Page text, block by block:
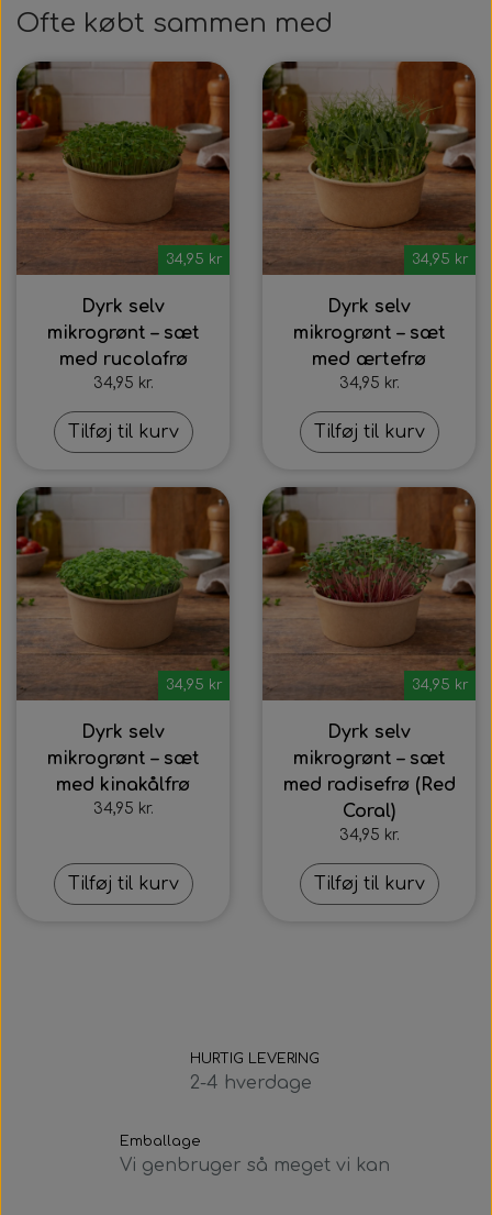
Ofte købt sammen med
34,95 kr
Dyrk selv
mikrogrønt – sæt
med rucolafrø
34,95 kr.
Tilføj til kurv
34,95 kr
Dyrk selv
mikrogrønt – sæt
med ærtefrø
34,95 kr.
Tilføj til kurv
34,95 kr
Dyrk selv
mikrogrønt – sæt
med kinakålfrø
34,95 kr.
Tilføj til kurv
34,95 kr
Dyrk selv
mikrogrønt – sæt
med radisefrø (Red
Coral)
34,95 kr.
Tilføj til kurv
HURTIG LEVERING
2-4 hverdage
Emballage
Vi genbruger så meget vi kan